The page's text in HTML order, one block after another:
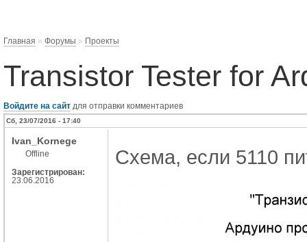
Главная » Форумы » Проекты
Transistor Tester for
Войдите на сайт для отправки комментариев
Сб, 23/07/2016 - 17:40
Ivan_Kornege
Offline
Зарегистрирован:
23.06.2016
Схема, если 5110